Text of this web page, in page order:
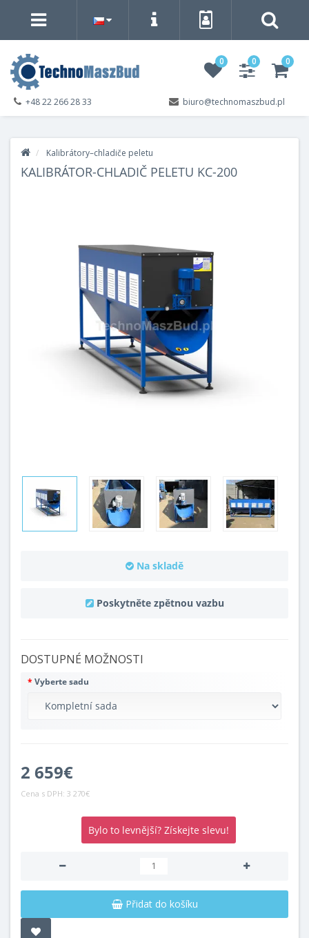
0 0 0
biuro@technomaszbud.pl
+48 22 266 28 33
Kalibrátory–chladiče peletu
KALIBRÁTOR-CHLADIČ PELETU KC-200
Na skladě
Poskytněte zpětnou vazbu
DOSTUPNÉ MOŽNOSTI
Vyberte sadu
2 659€
Cena s DPH: 3 270€
Bylo to levnější? Získejte slevu!
Přidat do košíku